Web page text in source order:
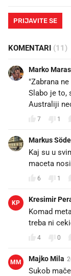
PRIJAVITE SE
KOMENTARI (11)
Marko Maras
"Zabrana
Slabo je to,
Australiji
7 1
Markus
Kaj su u
maceta
6 1
KP Kresimir
Komad
treba ni
4 0
MM Majko Mila
Sukob